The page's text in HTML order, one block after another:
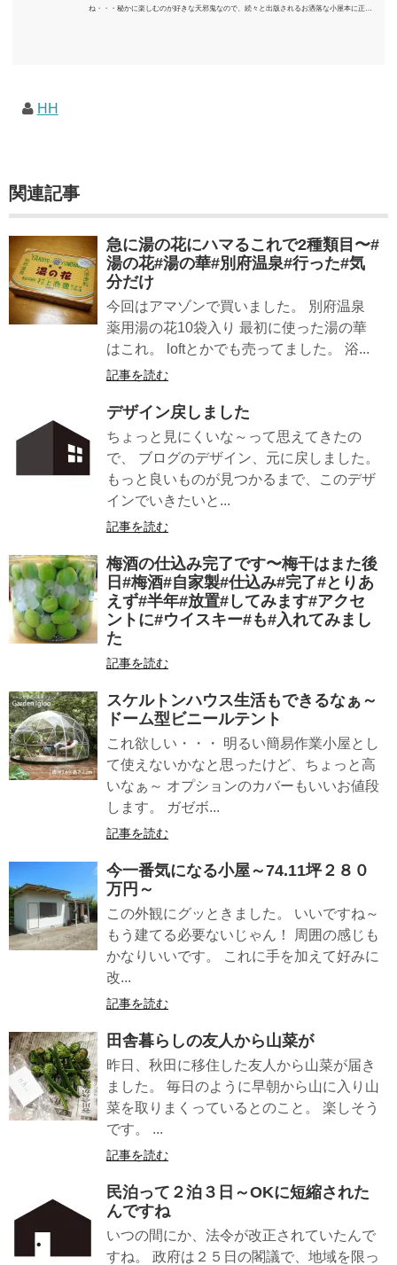
ね・・・秘かに楽しむのが好きな天邪鬼なので、続々と出版されるお洒落な小屋本に正直
HH
関連記事
急に湯の花にハマるこれで2種類目〜#
湯の花#湯の華#別府温泉#行った#気
分だけ
今回はアマゾンで買いました。 別府温泉
薬用湯の花10袋入り 最初に使った湯の華
はこれ。 loftとかでも売ってました。 浴...
記事を読む
デザイン戻しました
ちょっと見にくいな～って思えてきたの
で、 ブログのデザイン、元に戻しました。
もっと良いものが見つかるまで、このデザ
インでいきたいと...
記事を読む
梅酒の仕込み完了です〜梅干はまた後
日#梅酒#自家製#仕込み#完了#とりあ
えず#半年#放置#してみます#アクセ
ントに#ウイスキー#も#入れてみまし
た
記事を読む
スケルトンハウス生活もできるなぁ～
ドーム型ビニールテント
これ欲しい・・・ 明るい簡易作業小屋とし
て使えないかなと思ったけど、ちょっと高
いなぁ～ オプションのカバーもいいお値段
します。 ガゼボ...
記事を読む
今一番気になる小屋～74.11坪２８０
万円～
この外観にグッときました。 いいですね～
もう建てる必要ないじゃん！ 周囲の感じも
かなりいいです。 これに手を加えて好みに
改...
記事を読む
田舎暮らしの友人から山菜が
昨日、秋田に移住した友人から山菜が届き
ました。 毎日のように早朝から山に入り山
菜を取りまくっているとのこと。 楽しそう
です。 ...
記事を読む
民泊って２泊３日～OKに短縮された
んですね
いつの間にか、法令が改正されていたんで
すね。 政府は２５日の閣議で、地域を限っ